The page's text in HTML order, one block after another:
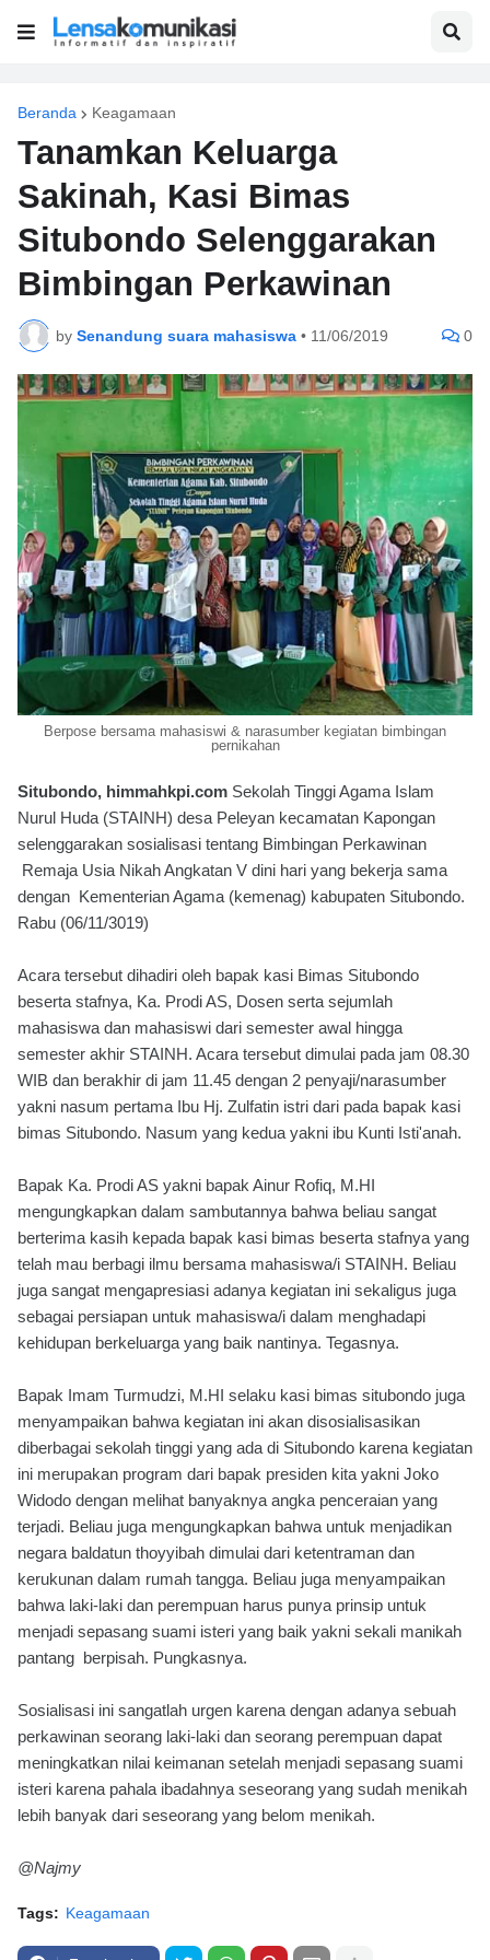
Beranda Keagamaan
Tanamkan Keluarga
Sakinah, Kasi Bimas
Situbondo Selenggarakan
Bimbingan Perkawinan
by Senandung suara mahasiswa • 11/06/2019 0
Berpose bersama mahasiswi & narasumber kegiatan bimbingan
pernikahan
Situbondo, himmahkpi.com Sekolah Tinggi Agama Islam
Nurul Huda (STAINH) desa Peleyan kecamatan Kapongan
selenggarakan sosialisasi tentang Bimbingan Perkawinan
Remaja Usia Nikah Angkatan V dini hari yang bekerja sama
dengan Kementerian Agama (kemenag) kabupaten Situbondo.
Rabu (06/11/3019)
Acara tersebut dihadiri oleh bapak kasi Bimas Situbondo
beserta stafnya, Ka. Prodi AS, Dosen serta sejumlah
mahasiswa dan mahasiswi dari semester awal hingga
semester akhir STAINH. Acara tersebut dimulai pada jam 08.30
WIB dan berakhir di jam 11.45 dengan 2 penyaji/narasumber
yakni nasum pertama Ibu Hj. Zulfatin istri dari pada bapak kasi
bimas Situbondo. Nasum yang kedua yakni ibu Kunti Isti'anah.
Bapak Ka. Prodi AS yakni bapak Ainur Rofiq, M.HI
mengungkapkan dalam sambutannya bahwa beliau sangat
berterima kasih kepada bapak kasi bimas beserta stafnya yang
telah mau berbagi ilmu bersama mahasiswa/i STAINH. Beliau
juga sangat mengapresiasi adanya kegiatan ini sekaligus juga
sebagai persiapan untuk mahasiswa/i dalam menghadapi
kehidupan berkeluarga yang baik nantinya. Tegasnya.
Bapak Imam Turmudzi, M.HI selaku kasi bimas situbondo juga
menyampaikan bahwa kegiatan ini akan disosialisasikan
diberbagai sekolah tinggi yang ada di Situbondo karena kegiatan
ini merupakan program dari bapak presiden kita yakni Joko
Widodo dengan melihat banyaknya angka penceraian yang
terjadi. Beliau juga mengungkapkan bahwa untuk menjadikan
negara baldatun thoyyibah dimulai dari ketentraman dan
kerukunan dalam rumah tangga. Beliau juga menyampaikan
bahwa laki-laki dan perempuan harus punya prinsip untuk
menjadi sepasang suami isteri yang baik yakni sekali manikah
pantang berpisah. Pungkasnya.
Sosialisasi ini sangatlah urgen karena dengan adanya sebuah
perkawinan seorang laki-laki dan seorang perempuan dapat
meningkatkan nilai keimanan setelah menjadi sepasang suami
isteri karena pahala ibadahnya seseorang yang sudah menikah
lebih banyak dari seseorang yang belom menikah.
@Najmy
Tags: Keagamaan